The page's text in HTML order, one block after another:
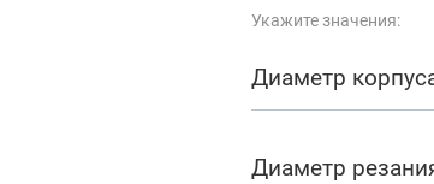
Укажите значения:
Диаметр
Диаметр